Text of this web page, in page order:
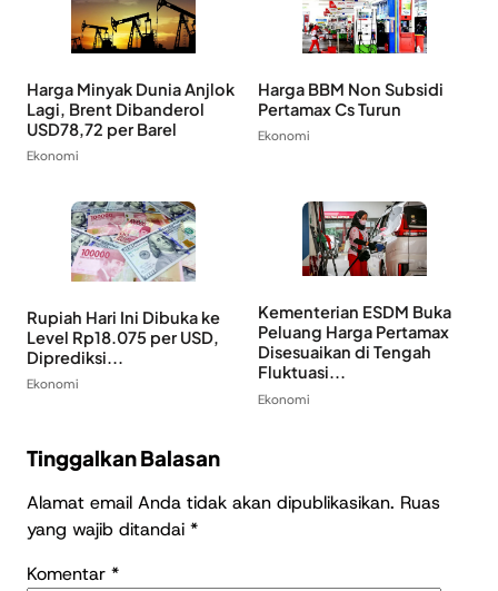
Harga Minyak Dunia Anjlok
Lagi, Brent Dibanderol
USD78,72 per Barel
Ekonomi
Harga BBM Non Subsidi
Pertamax Cs Turun
Ekonomi
Rupiah Hari Ini Dibuka ke
Level Rp18.075 per USD,
Diprediksi...
Ekonomi
Kementerian ESDM Buka
Peluang Harga Pertamax
Disesuaikan di Tengah
Fluktuasi...
Ekonomi
Tinggalkan Balasan
Alamat email Anda tidak akan dipublikasikan. Ruas
yang wajib ditandai *
Komentar *